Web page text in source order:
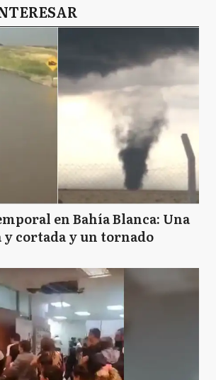
en Bahía Blanca: Una
y cortada y un tornado